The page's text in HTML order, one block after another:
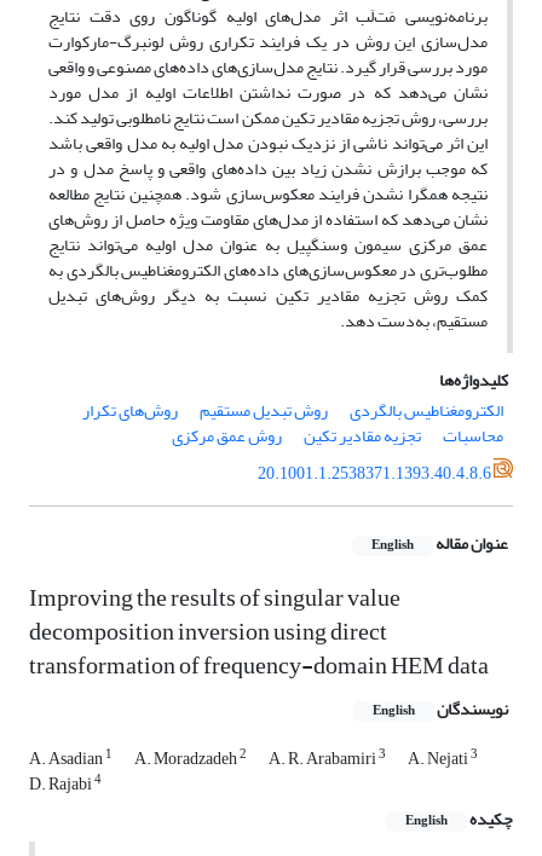
برنامه‌نویسی مَت‌لَب اثر مدل‌‌های اولیه گوناگون روی دقت نتایج
مدل‌سازی این روش در یک فرایند تکراری روش لونبرگ-مارکوارت
مورد بررسی قرار گیرد. نتایج مدل‌سازی‌‌های داده‌‌های مصنوعی و واقعی
نشان می‌‌‌‌دهد که در صورت نداشتن اطلاعات اولیه از مدل مورد
بررسی، روش تجزیه مقادیر تکین ممکن است نتایج نامطلوبی تولید کند.
این اثر می‌‌تواند ناشی از نزدیک نبودن مدل اولیه به مدل واقعی باشد
که موجب برازش نشدن زیاد بین داده‌های واقعی و پاسخ مدل و در
نتیجه همگرا نشدن فرایند معکوس‌سازی‌ شود. همچنین نتایج مطالعه
نشان می‌‌‌‌دهد که استفاده از مدل‌‌های مقاومت ویژه حاصل از روش‌های
عمق مرکزی سیمون وسنگپیل به عنوان مدل اولیه می‌‌‌‌تواند نتایج
مطلوب‌‌تری در معکوس‌سازی‌‌های داده‌‌های الکترومغناطیس بالگردی به
کمک روش تجزیه مقادیر تکین نسبت به دیگر روش‌‌‌های تبدیل
مستقیم، به‌دست دهد.
کلیدواژه‌ها
الکترومغناطیس بالگردی
روش تبدیل مستقیم روش‌‌های تکرار
محاسبات تجزیه مقادیر تکین
روش عمق مرکزی
20.1001.1.2538371.1393.40.4.8.6
عنوان مقاله English
Improving the results of singular value
decomposition inversion using direct
transformation of frequency-domain HEM data
نویسندگان English
A. Asadian1 A. Moradzadeh2 A. R. Arabamiri3 A. Nejati3
D. Rajabi4
چکیده English